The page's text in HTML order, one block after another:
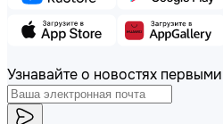
Узнавайте о новостях первыми